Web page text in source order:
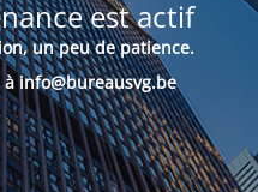
est actif
un peu de patience.
info@bureausvg.be